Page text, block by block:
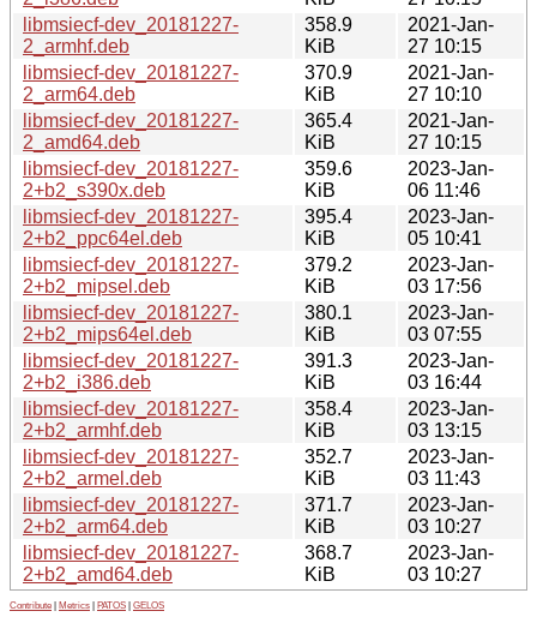
libmsiecf-dev_20181227-
2_armhf.deb
358.9
KiB
2021-Jan-
27 10:15
libmsiecf-dev_20181227-
2_arm64.deb
370.9
KiB
2021-Jan-
27 10:10
libmsiecf-dev_20181227-
2_amd64.deb
365.4
KiB
2021-Jan-
27 10:15
libmsiecf-dev_20181227-
2+b2_s390x.deb
359.6
KiB
2023-Jan-
06 11:46
libmsiecf-dev_20181227-
2+b2_ppc64el.deb
395.4
KiB
2023-Jan-
05 10:41
libmsiecf-dev_20181227-
2+b2_mipsel.deb
379.2
KiB
2023-Jan-
03 17:56
libmsiecf-dev_20181227-
2+b2_mips64el.deb
380.1
KiB
2023-Jan-
03 07:55
libmsiecf-dev_20181227-
2+b2_i386.deb
391.3
KiB
2023-Jan-
03 16:44
libmsiecf-dev_20181227-
2+b2_armhf.deb
358.4
KiB
2023-Jan-
03 13:15
libmsiecf-dev_20181227-
2+b2_armel.deb
352.7
KiB
2023-Jan-
03 11:43
libmsiecf-dev_20181227-
2+b2_arm64.deb
371.7
KiB
2023-Jan-
03 10:27
libmsiecf-dev_20181227-
2+b2_amd64.deb
368.7
KiB
2023-Jan-
03 10:27
Contribute Metrics PATOS GELOS